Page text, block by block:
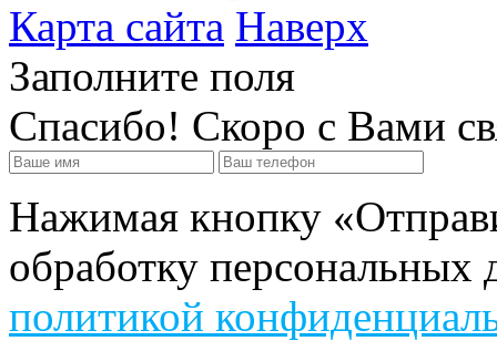
Карта сайта Наверх
Заполните поля
Спасибо! Скоро с Вами
Нажимая кнопку
обработку персональных
политикой